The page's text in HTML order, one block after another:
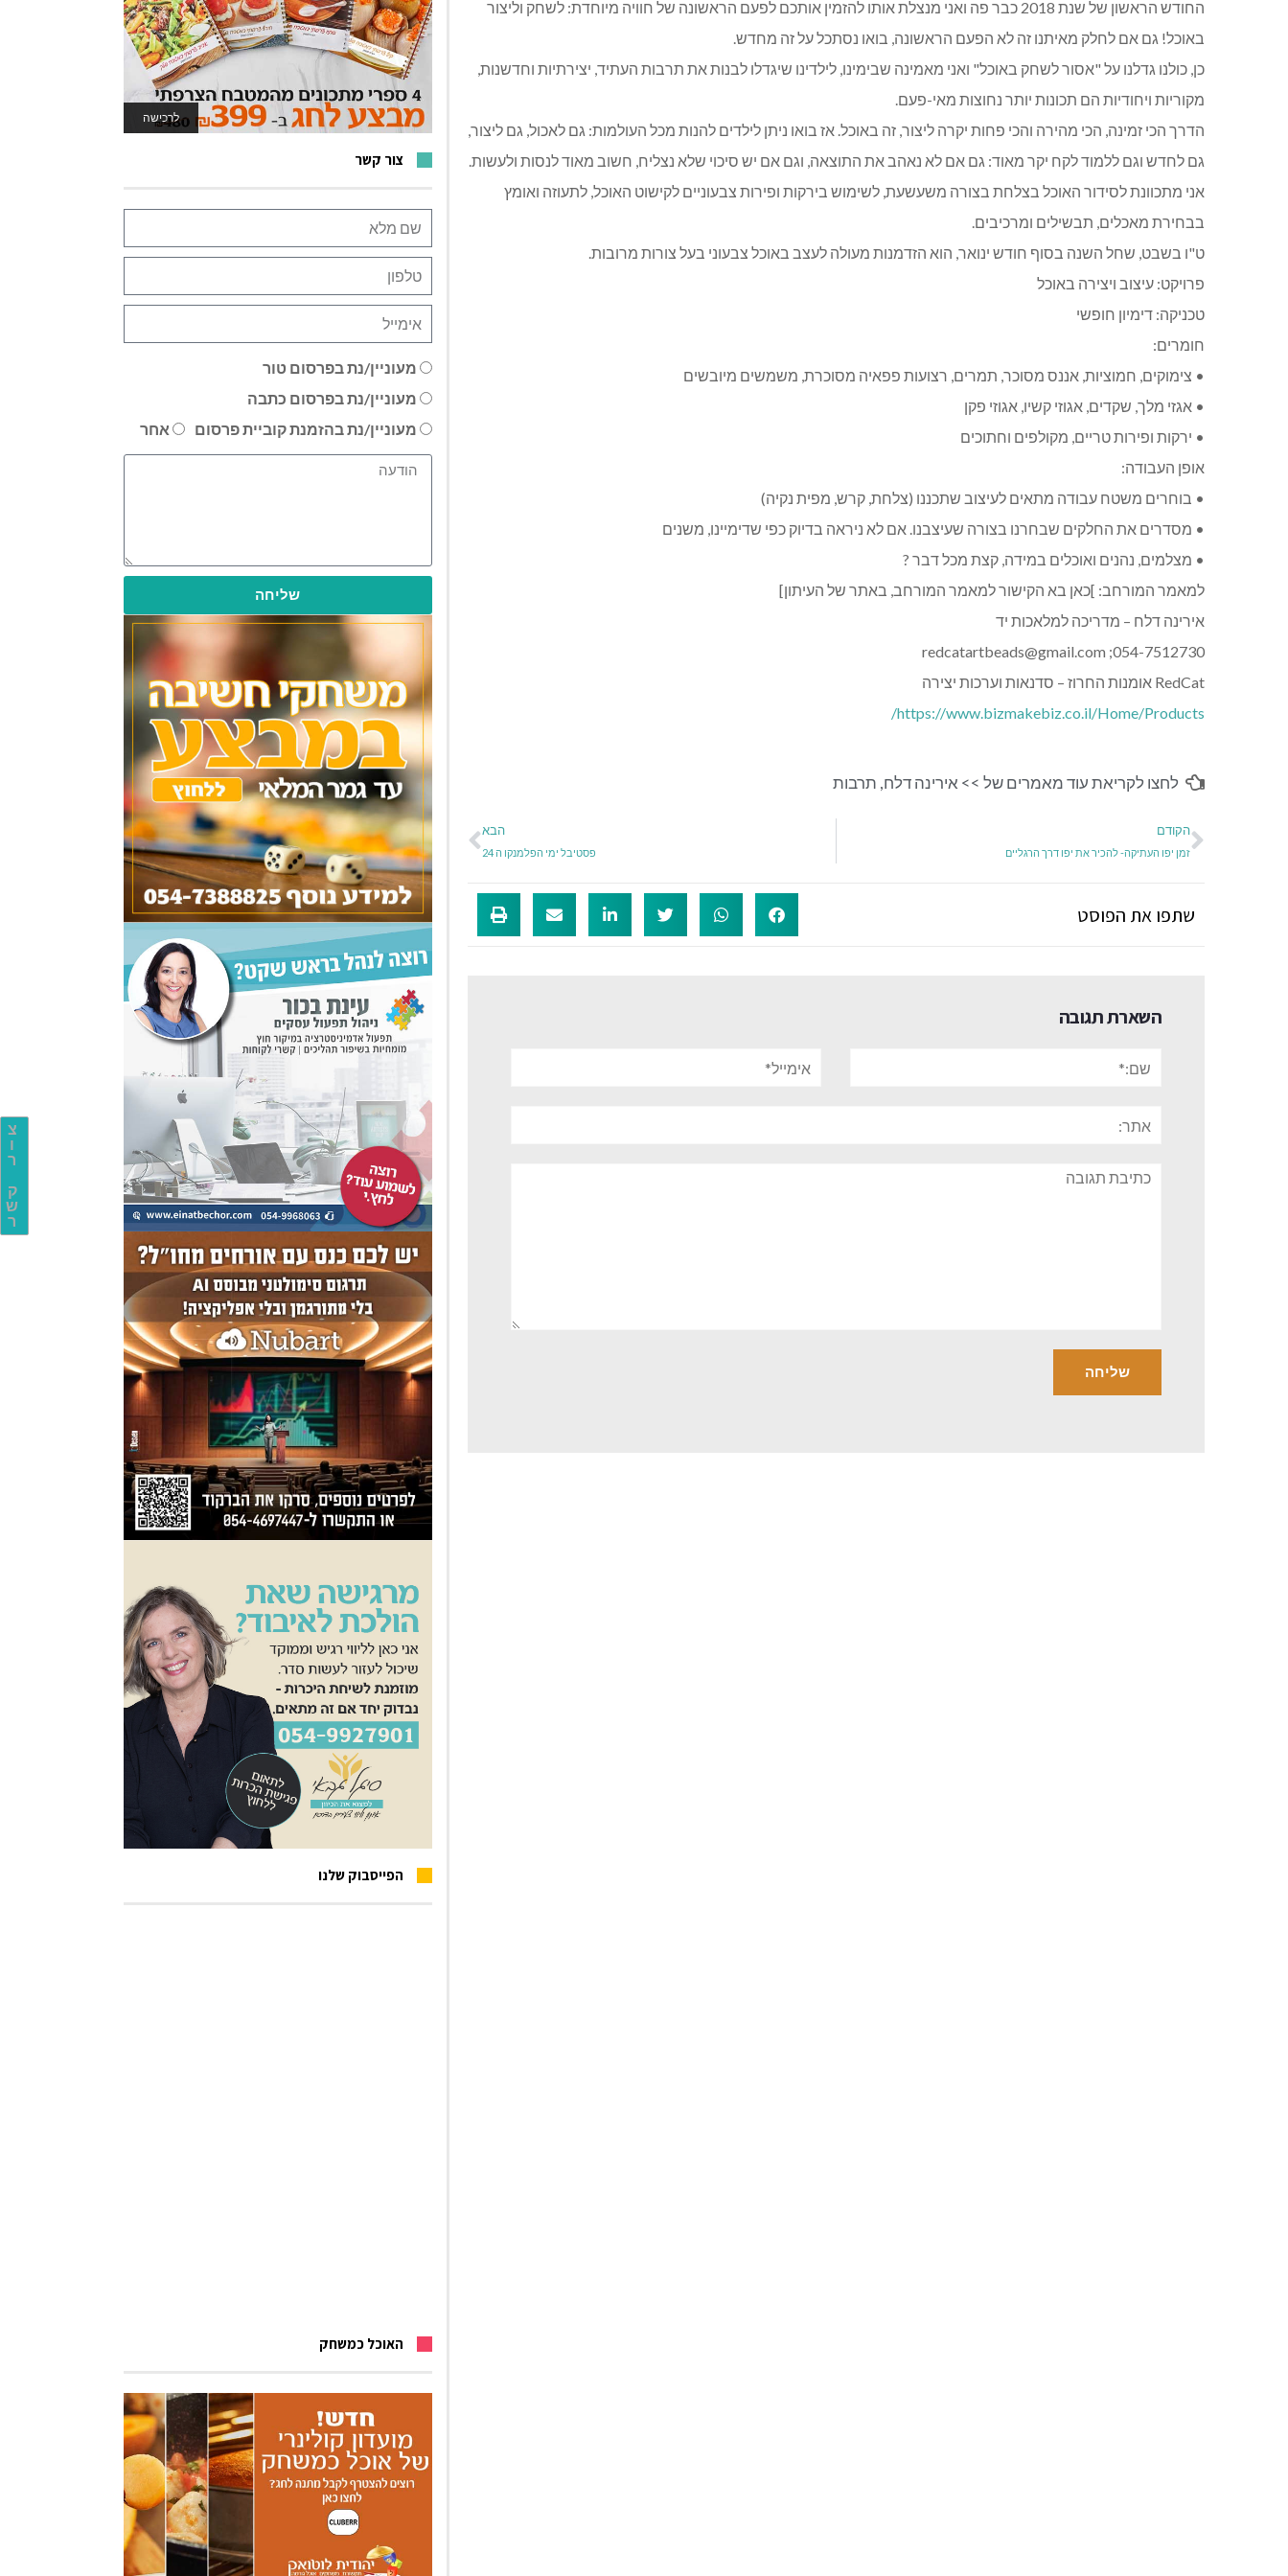
צ
ו
ר
ק
ש
ר
החודש הראשון של שנת 2018 כבר פה ואני מנצלת אותו להזמין אותכם לפעם הראשונה של חוויה מיוחדת: לשחק וליצור
באוכל! גם אם לחלק מאיתנו זה לא הפעם הראשונה, בואו נסתכל על זה מחדש.
כן, כולנו גדלנו על "אסור לשחק באוכל" ואני מאמינה שבימינו, לילדינו שיגדלו לבנות את תרבות העתיד, יצירתיות וחדשנות,
מקוריות ויחודיות הם תכונות יותר נחוצות מאי-פעם.
הדרך הכי זמינה, הכי מהירה והכי פחות יקרה ליצור, זה באוכל. אז בואו ניתן לילדים להנות מכל העולמות: גם לאכול, גם ליצור,
גם לחדש וגם ללמוד לקח יקר מאוד: גם אם לא נאהב את התוצאה, וגם אם יש סיכוי שלא נצליח, חשוב מאוד לנסות ולעשות.
אני מתכוונת לסידור האוכל בצלחת בצורה משעשעת, לשימוש בירקות ופירות צבעוניים לקישוט האוכל, לתעוזה ואומץ
בבחירת מאכלים, תבשילים ומרכיבים.
ט"ו בשבט, שחל השנה בסוף חודש ינואר, הוא הזדמנות מעולה לעצב באוכל צבעוני בעל צורות מרובות.
פרויקט: עיצוב ויצירה באוכל
טכניקה: דימיון חופשי
חומרים:
• צימוקים, חמוציות, אננס מסוכר, תמרים, רצועות פפאיה מסוכרת, משמשים מיובשים
• אגזי מלך, שקדים, אגוזי קשיו, אגוזי פקן
• ירקות ופירות טריים, מקולפים וחתוכים
אופן העבודה:
• בוחרים משטח עבודה מתאים לעיצוב שתכננו (צלחת, קרש, מפית נקיה)
• מסדרים את החלקים שבחרנו בצורה שעיצבנו. אם לא ניראה בדיוק כפי שדימיינו, משנים
• מצלמים, נהנים ואוכלים במידה, קצת מכל דבר ?
למאמר המורחב: ]כאן בא הקישור למאמר המורחב, באתר של העיתון]
אירינה דלח – מדריכה למלאכות יד
054-7512730;
redcatartbeads@gmail.com
RedCat אומנות החרוז – סדנאות וערכות יצירה
https://www.bizmakebiz.co.il/Home/Products/
לחצו לקריאת עוד מאמרים של >> אירינה דלח, תרבות
הקודם
זמן יפו העתיקה- להכיר את יפו דרך הרגליים
הבא
פסטיבל ימי הפלמנקו ה 24
שתפו את הפוסט
השארת תגובה
תגובה
לרכישה
לאתר המשחקים
צור קשר
מעוניין/נת בפרסום טור
מעוניין/נת בפרסום כתבה
מעוניין/נת בהזמנת קוביית פרסום
אחר
שליחה
הפייסבוק שלנו
האוכל כמשחק